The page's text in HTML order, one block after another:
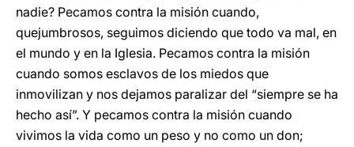
nadie? Pecamos contra la misión cuando,
quejumbrosos, seguimos diciendo que todo va mal, en
el mundo y en la Iglesia. Pecamos contra la misión
cuando somos esclavos de los miedos que
inmovilizan y nos dejamos paralizar del “siempre se ha
hecho así”. Y pecamos contra la misión cuando
vivimos la vida como un peso y no como un don;